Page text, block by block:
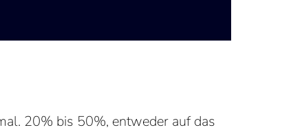
20% bis 50%, entweder auf das